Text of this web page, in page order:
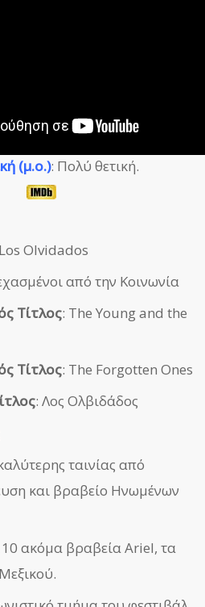
(μ.ο.): Πολύ θετική.
Olvidados
από την Κοινωνία
Τίτλος: The Young and the
Τίτλος: The Forgotten Ones
: Λος Ολβιδάδος
ταινίας από
και βραβείο Ηνωμένων
10 ακόμα βραβεία Ariel, τα